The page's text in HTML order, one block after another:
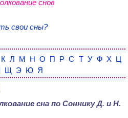
снов
свои сны?
К Л М Н О П Р С Т У Ф Х Ц
Щ Э Ю Я
сна по Соннику Д. и Н.